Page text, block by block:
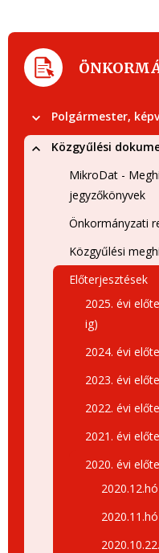
Polgármester,
Közgyűlési
MikroDat -
jegyzőkönyvek
Önkormányzati
Közgyűlési
Előterjesztések
2025. évi
ig)
2024. évi
2023. évi
2022. évi
2021. évi
2020. évi
2020.12.hó
2020.11.hó
2020.10.22.